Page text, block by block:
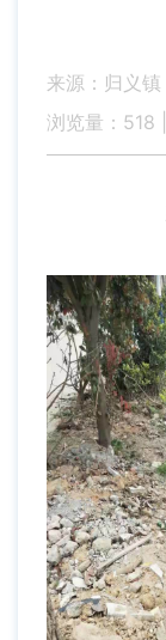
来源：归义镇
浏览量： 518